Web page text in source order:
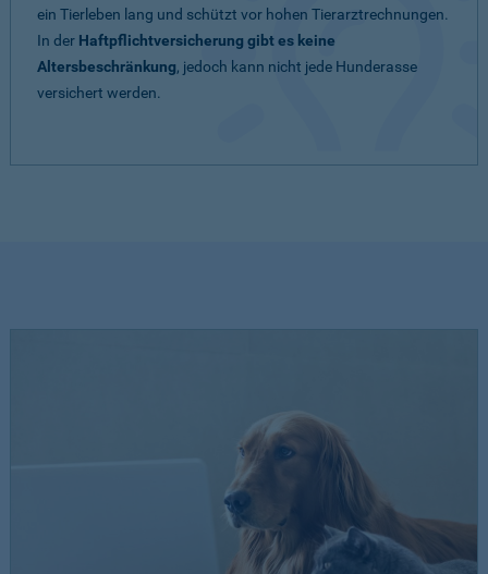
ein Tierleben lang und schützt vor hohen Tierarztrechnungen.
In der Haftpflichtversicherung gibt es keine
Altersbeschränkung, jedoch kann nicht jede Hunderasse
versichert werden.